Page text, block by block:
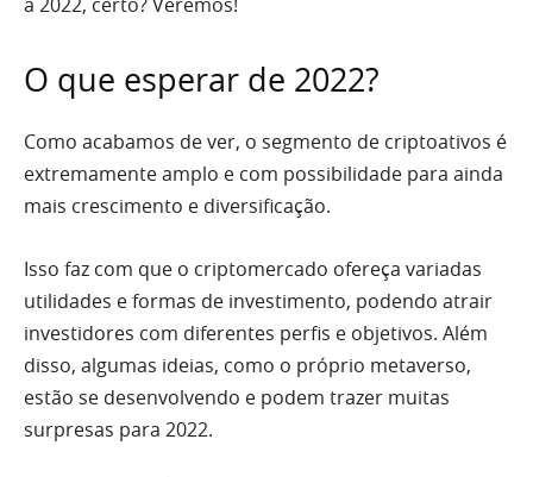
O que esperar de 2022?
Como acabamos de ver, o segmento de criptoativos é
extremamente amplo e com possibilidade para ainda
mais crescimento e diversificação.
Isso faz com que o criptomercado ofereça variadas
utilidades e formas de investimento, podendo atrair
investidores com diferentes perfis e objetivos. Além
disso, algumas ideias, como o próprio metaverso,
estão se desenvolvendo e podem trazer muitas
surpresas para 2022.